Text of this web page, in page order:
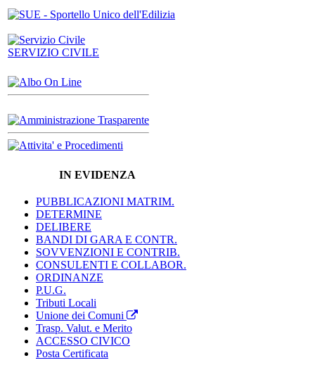
SERVIZIO CIVILE
IN EVIDENZA
PUBBLICAZIONI MATRIM.
DETERMINE
DELIBERE
BANDI DI GARA E CONTR.
SOVVENZIONI E CONTRIB.
CONSULENTI E COLLABOR.
ORDINANZE
P.U.G.
Tributi Locali
Unione dei Comuni
Trasp. Valut. e Merito
ACCESSO CIVICO
Posta Certificata